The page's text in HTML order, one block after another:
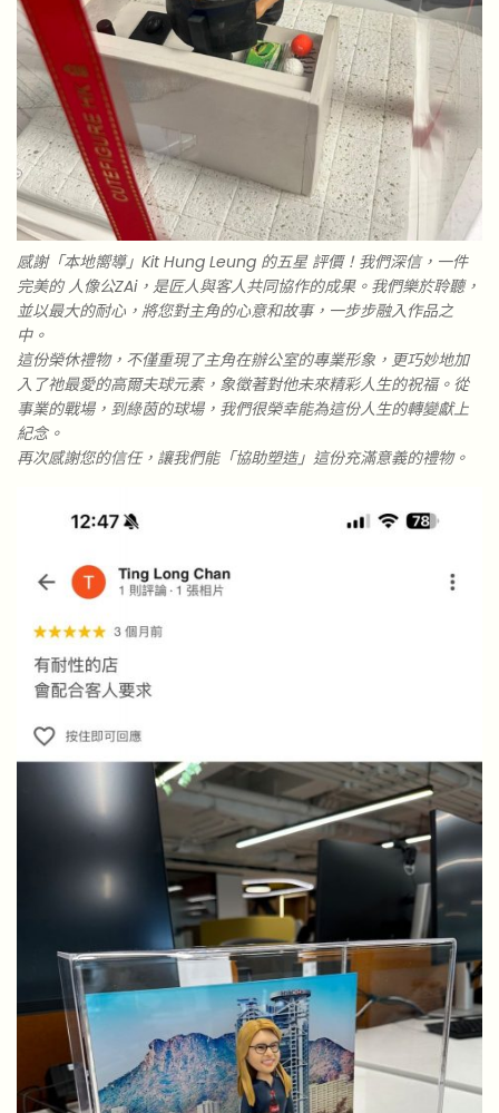
感謝「本地嚮導」Kit Hung Leung 的五星 評價！我們深信，一件
完美的 人像公ZAi，是匠人與客人共同協作的成果。我們樂於聆聽，
並以最大的耐心，將您對主角的心意和故事，一步步融入作品之
中。
這份榮休禮物，不僅重現了主角在辦公室的專業形象，更巧妙地加
入了祂最愛的高爾夫球元素，象徵著對他未來精彩人生的祝福。從
事業的戰場，到綠茵的球場，我們很榮幸能為這份人生的轉變獻上
紀念。
再次感謝您的信任，讓我們能「協助塑造」這份充滿意義的禮物。